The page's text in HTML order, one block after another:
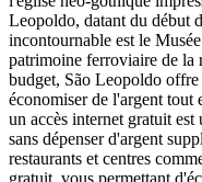
Leopoldo, datant du début
incontournable est le
patrimoine ferroviaire de
budget, São Leopoldo
économiser de l'argent tout
un accès internet gratuit
sans dépenser d'argent
restaurants et centres
gratuit, vous permettant